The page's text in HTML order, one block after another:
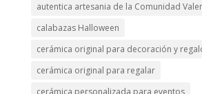
autentica artesania de la Comunidad
calabazas Halloween
cerámica original para decoración y
cerámica original para regalar